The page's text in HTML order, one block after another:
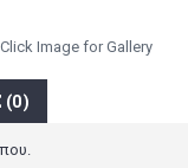
Click Image for Gallery
(0)